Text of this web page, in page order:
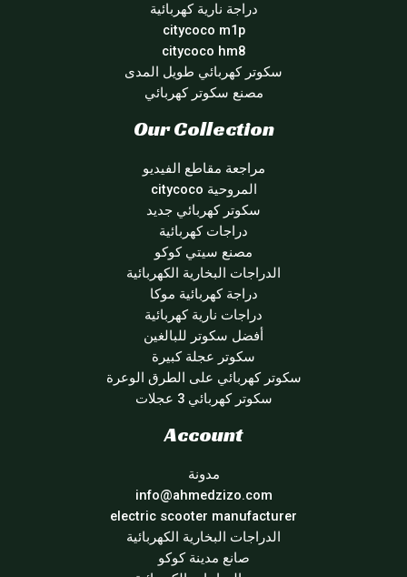
دراجة نارية كهربائية
citycoco m1p
citycoco hm8
سكوتر كهربائي طويل المدى
مصنع سكوتر كهربائي
Our Collection
مراجعة مقاطع الفيديو
المروحية citycoco
سكوتر كهربائي جديد
دراجات كهربائية
مصنع سيتي كوكو
الدراجات البخارية الكهربائية
دراجة كهربائية موكا
دراجات نارية كهربائية
أفضل سكوتر للبالغين
سكوتر عجلة كبيرة
سكوتر كهربائي على الطرق الوعرة
سكوتر كهربائي 3 عجلات
Account
مدونة
info@ahmedzizo.com
electric scooter manufacturer
الدراجات البخارية الكهربائية
صانع مدينة كوكو